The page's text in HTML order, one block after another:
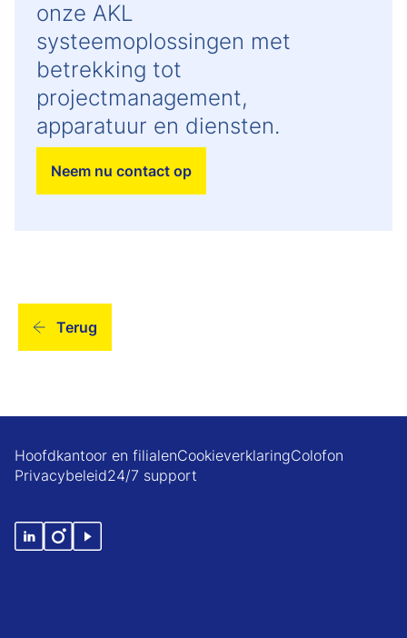
onze AKL
systeemoplossingen met
betrekking tot
projectmanagement,
apparatuur en diensten.
Neem nu contact op
Terug
Hoofdkantoor en filialenCookieverklaringColofon
Privacybeleid24/7 support